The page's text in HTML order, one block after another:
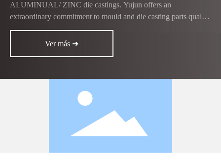
ALUMINUAL/ ZINC die castings. Yujun offers an
extraordinary commitment to mould and die casting parts quality
and a wide range of value added services for the finished
Ver más ➜